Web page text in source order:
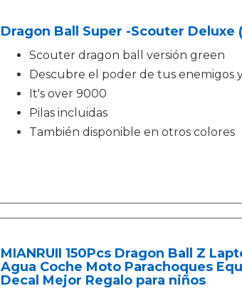
Dragon Ball Super -Scouter Deluxe
Scouter dragon ball versión green
Descubre el poder de tus enemigos
It's over 9000
Pilas incluidas
También disponible en otros colores
MIANRUII 150Pcs Dragon Ball Z
Agua Coche Moto Parachoques
Decal Mejor Regalo para niños